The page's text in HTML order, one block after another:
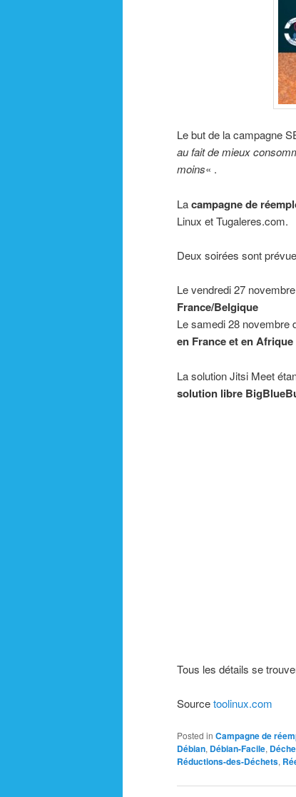
Le but de la campagne
au fait de mieux
moins« .
Lacampagne de
Linux et Tugaleres.com.
Deux soirées sont
Le vendredi 27
France/Belgique
Le samedi 28 novembre
en France et en Afrique
La solution Jitsi Meet
solution libre
Tous les détails se
Sourcetoolinux.com
Posted in Campagne de
Débian, Débian-Facile,
Réductions-des-Déchets,